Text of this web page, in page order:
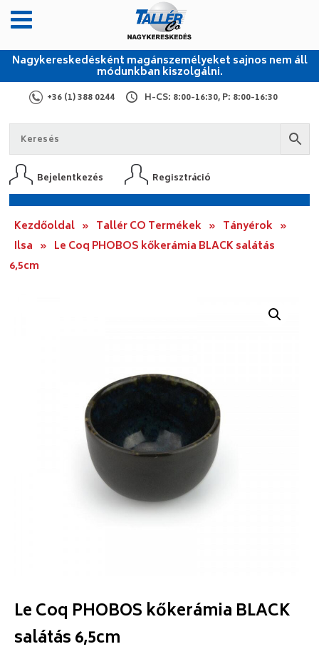
Nagykereskedésként magánszemélyeket sajnos nem áll
módunkban kiszolgálni.
+36 (1) 388 0244 H-CS: 8:00-16:30, P: 8:00-16:30
Bejelentkezés Regisztráció
Kezdőoldal » Tallér CO Termékek » Tányérok »
Ilsa » Le Coq PHOBOS kőkerámia BLACK salátás
6,5cm
Le Coq PHOBOS kőkerámia BLACK
salátás 6,5cm